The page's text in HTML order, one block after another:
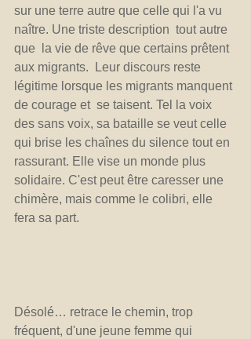
sur une terre autre que celle qui l'a vu
naître. Une triste description  tout autre
que  la vie de rêve que certains prêtent
aux migrants.  Leur discours reste
légitime lorsque les migrants manquent
de courage et  se taisent. Tel la voix
des sans voix, sa bataille se veut celle
qui brise les chaînes du silence tout en
rassurant. Elle vise un monde plus
solidaire. C'est peut être caresser une
chimère, mais comme le colibri, elle
fera sa part.
Désolé… retrace le chemin, trop
fréquent, d'une jeune femme qui